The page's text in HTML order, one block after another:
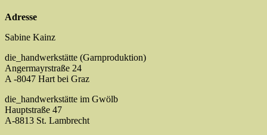
Adresse
Sabine Kainz
die_handwerkstätte (Garnproduktion)
Angermayrstraße 24
A -8047 Hart bei Graz
die_handwerkstätte im Gwölb
Hauptstraße 47
A-8813 St. Lambrecht